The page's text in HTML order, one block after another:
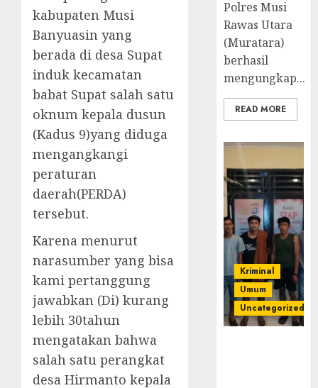
kabupaten Musi
Banyuasin yang
berada di desa Supat
induk kecamatan
babat Supat salah satu
oknum kepala dusun
(Kadus 9)yang diduga
mengangkangi
peraturan
daerah(PERDA)
tersebut.
Karena menurut
narasumber yang bisa
kami pertanggung
jawabkan (Di) kurang
lebih 30tahun
mengatakan bahwa
salah satu perangkat
desa Hirmanto kepala
Polres Musi
Rawas Utara
(Muratara)
berhasil
mengungkap...
READ MORE
Kriminal
Umum
Uncategorized